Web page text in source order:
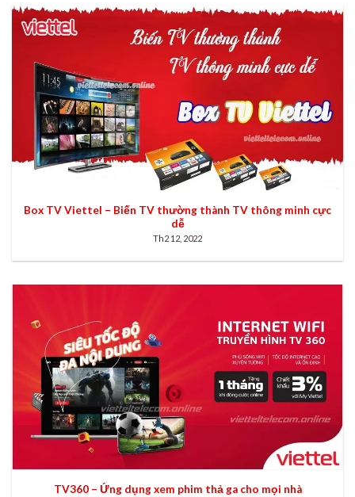
Box TV Viettel – Biến TV thường thành TV thông minh cực
dễ
Th2 12, 2022
TV360 – Ứng dụng xem phim thả ga cho mọi nhà